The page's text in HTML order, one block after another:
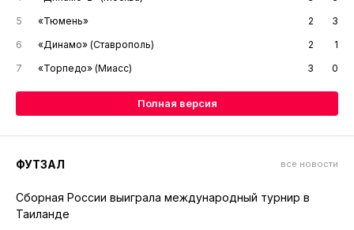
5
«Тюмень» 2
3
6
«Динамо» (Ставрополь) 2
1
7
«Торпедо» (Миасс) 3 0
Полная версия
ФУТЗАЛ все новости
Сборная России выиграла международный турнир в
Таиланде